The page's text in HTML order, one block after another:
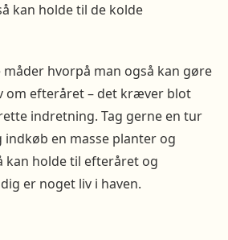
kan holde til de kolde
måder hvorpå man også kan gøre
om efteråret – det kræver blot
indretning. Tag gerne en tur
indkøb en masse planter og
kan holde til efteråret og
er noget liv i haven.